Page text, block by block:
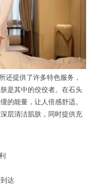
提供了许多特色服务，
是其中的佼佼者。在石头
的能量，让人倍感舒适。
层清洁肌肤，同时提供充
达